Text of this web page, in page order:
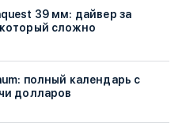
39 мм: дайвер за
сложно
полный календарь с
долларов